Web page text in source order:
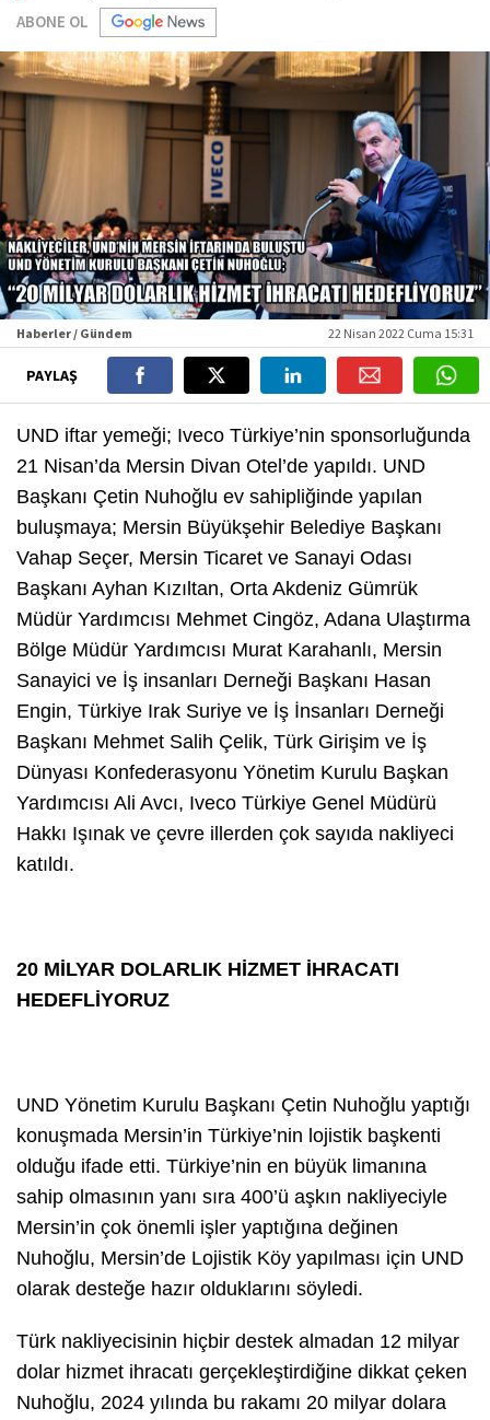
ABONE OL
Haberler / Gündem 22 Nisan 2022 Cuma 15:31
PAYLAŞ
UND iftar yemeği; Iveco Türkiye’nin sponsorluğunda
21 Nisan’da Mersin Divan Otel’de yapıldı. UND
Başkanı Çetin Nuhoğlu ev sahipliğinde yapılan
buluşmaya; Mersin Büyükşehir Belediye Başkanı
Vahap Seçer, Mersin Ticaret ve Sanayi Odası
Başkanı Ayhan Kızıltan, Orta Akdeniz Gümrük
Müdür Yardımcısı Mehmet Cingöz, Adana Ulaştırma
Bölge Müdür Yardımcısı Murat Karahanlı, Mersin
Sanayici ve İş insanları Derneği Başkanı Hasan
Engin, Türkiye Irak Suriye ve İş İnsanları Derneği
Başkanı Mehmet Salih Çelik, Türk Girişim ve İş
Dünyası Konfederasyonu Yönetim Kurulu Başkan
Yardımcısı Ali Avcı, Iveco Türkiye Genel Müdürü
Hakkı Işınak ve çevre illerden çok sayıda nakliyeci
katıldı.
20 MİLYAR DOLARLIK HİZMET İHRACATI
HEDEFLİYORUZ
UND Yönetim Kurulu Başkanı Çetin Nuhoğlu yaptığı
konuşmada Mersin’in Türkiye’nin lojistik başkenti
olduğu ifade etti. Türkiye’nin en büyük limanına
sahip olmasının yanı sıra 400’ü aşkın nakliyeciyle
Mersin’in çok önemli işler yaptığına değinen
Nuhoğlu, Mersin’de Lojistik Köy yapılması için UND
olarak desteğe hazır olduklarını söyledi.
Türk nakliyecisinin hiçbir destek almadan 12 milyar
dolar hizmet ihracatı gerçekleştirdiğine dikkat çeken
Nuhoğlu, 2024 yılında bu rakamı 20 milyar dolara